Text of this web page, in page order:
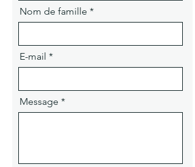
Nom de famille
E-mail
Message